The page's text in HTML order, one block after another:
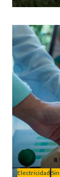
Electricidad